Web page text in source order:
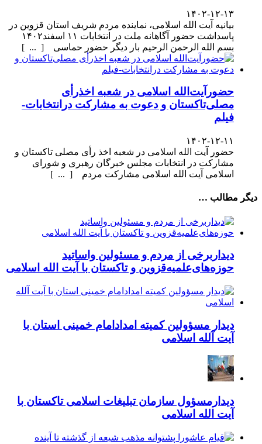
۱۴۰۲-۱۲-۱۳
بیانیه آیت الله اسلامی، نماینده مردم شریف استان قزوین در
پاسداشت حضور آگاهانه ملت در انتخابات ۱۱ اسفند۱۴۰۲
بسم الله الرحمن الرحیم بار دیگر حضور حماسی [ ... ]
حضورآیت‌الله اسلامی در شعبه اخذرأی
مصلی‌تاکستان و دعوت به مشارکت درانتخابات-
فیلم
۱۴۰۲-۱۲-۱۱
حضور آیت الله اسلامی در شعبه اخذ رأی مصلی تاکستان و
مشارکت در انتخابات مجلس خبرگان رهبری و شورای
اسلامی آیت الله اسلامی مشارکت مردم [ ... ]
دیگر مطالب …
دیداربرخی از مردم و مسئولین واساتید
حوزه‌های‌علمیه‌قزوین و تاکستان با آیت الله اسلامی
دیدار مسؤولین کمیته امدادامام خمینی استان با
آیت آلله اسلامی
دیدارمسؤول سازمان تبلیغات اسلامی تاکستان با
آیت الله اسلامی